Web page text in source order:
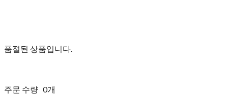
품절된 상품입니다.
주문 수량 0개